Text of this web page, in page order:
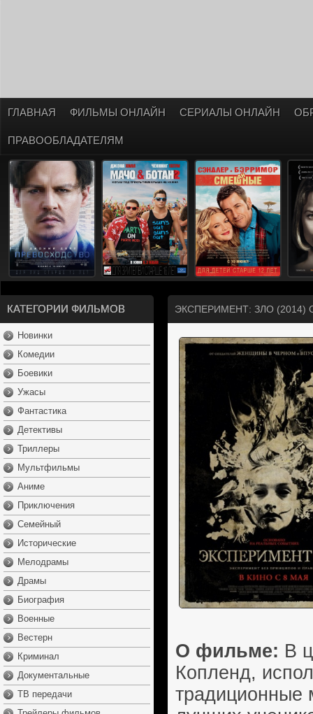
ГЛАВНАЯ ФИЛЬМЫ ОНЛАЙН СЕРИАЛЫ ОНЛАЙН
ПРАВООБЛАДАТЕЛЯМ
КАТЕГОРИИ ФИЛЬМОВ
Новинки
Комедии
Боевики
Ужасы
Фантастика
Детективы
Триллеры
Мультфильмы
Аниме
Приключения
Семейный
Исторические
Мелодрамы
Драмы
Биография
Военные
Вестерн
Криминал
Документальные
ТВ передачи
ЭКСПЕРИМЕНТ: ЗЛО
О фильме: В
Копленд,
традиционные